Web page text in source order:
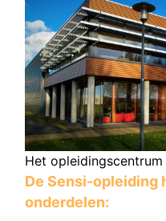
Het opleidingscentrum
De Sensi-opleiding
onderdelen: